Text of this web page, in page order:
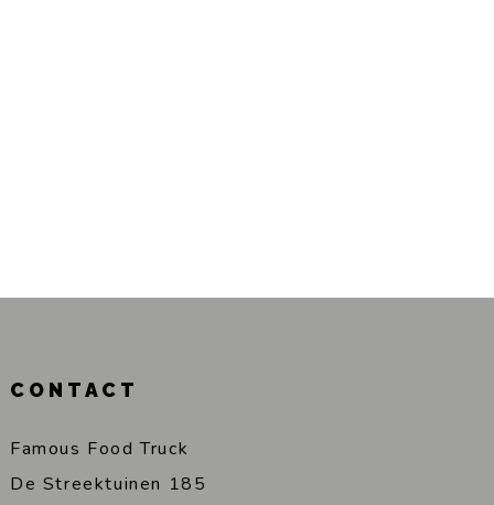
CONTACT
Famous Food Truck
De Streektuinen 185